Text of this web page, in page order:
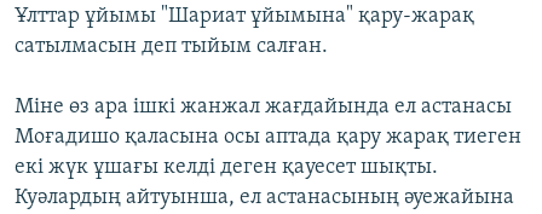
Ұлттар ұйымы "Шариат ұйымына" қару-жарақ
сатылмасын деп тыйым салған.
Міне өз ара ішкі жанжал жағдайында ел астанасы
Моғадишо қаласына осы аптада қару жарақ тиеген
екі жүк ұшағы келді деген қауесет шықты.
Куәлардың айтуынша, ел астанасының әуежайына